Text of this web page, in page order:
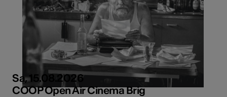
Sa, 15.08.2026
COOP Open Air Cinema Brig